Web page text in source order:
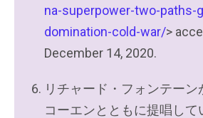
na-superpower-two-paths-
domination-cold-war/>
December 14, 2020.
リチャード・フォンテーン
コーエンとともに提唱して